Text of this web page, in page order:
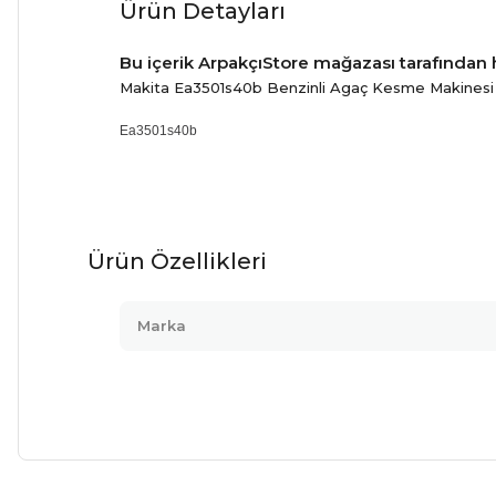
Ürün Detayları
Bu içerik ArpakçıStore mağazası tarafından
Makita Ea3501s40b Benzinli Agaç Kesme Makinesi
Ea3501s40b
Ürün Özellikleri
Marka